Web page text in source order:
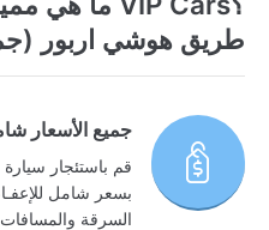
طريق هوشي اربور
جميع الأسعار
قم باستئجار
بسعر شامل
السرقة والمسافات